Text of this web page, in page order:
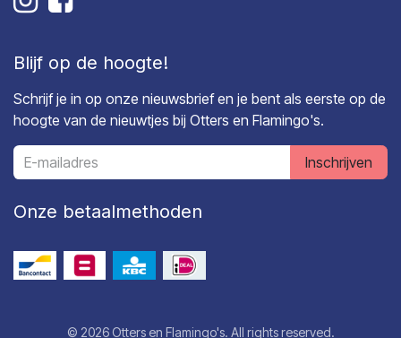
Blijf op de hoogte!
Schrijf je in op onze nieuwsbrief en je bent als eerste op de
hoogte van de nieuwtjes bij Otters en Flamingo's.
Inschrijven
Onze betaalmethoden
© 2026 Otters en Flamingo's. All rights reserved.